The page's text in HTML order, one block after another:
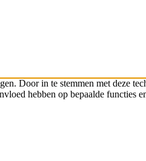
Door in te stemmen met deze
hebben op bepaalde functies